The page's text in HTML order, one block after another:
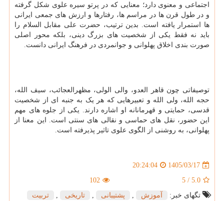
اجتماعی و معنوی دارد؛ معنایی که در پرتو سیره علوی شکل گرفته
و در طول قرن ها در مراسم ها، رفتارها و ارزش های جمعی ایرانی
ها استمرار یافته است. بدین ترتیب، حضرت علی مقابل السلام را
باید نه فقط یکی از شخصیت های بزرگ دینی، بلکه محور اصلی
صورت بندی اخلاق پهلوانی و جوانمردی در فرهنگ ایرانی دانست.
توصیفاتی چون قاهر العدو، والی الولی، مظهرالعجائب، سیف الله،
حجه الله، ولی الله و تعبیرهایی که هر یک به جنبه ای از شخصیت
قدسی، حمایتی و قهرمانانه او اشاره دارند. یکی از جلوه های مهم
این حضور، نقل های حماسی و نقالی های سنتی است. این معنا از
پهلوانی، به روشنی از الگوی علوی تاثیر پذیرفته است.
1405/03/17
20:24:04
5.0
/
5
102
تگهای خبر:
آموزش , پشتیبانی , تاریخی , تربیت